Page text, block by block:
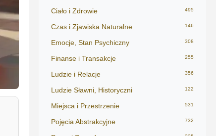
Ciało i Zdrowie 495
Czas i Zjawiska Naturalne 146
Emocje, Stan Psychiczny 308
Finanse i Transakcje 255
Ludzie i Relacje 356
Ludzie Sławni, Historyczni 122
Miejsca i Przestrzenie 531
Pojęcia Abstrakcyjne 732